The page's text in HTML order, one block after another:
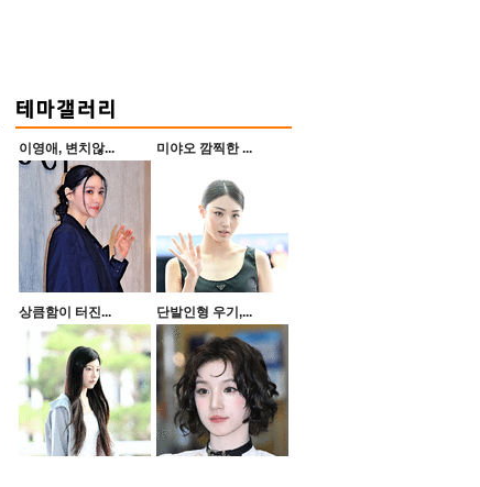
이영애, 변치않... 미야오 깜찍한 ...
상큼함이 터진... 단발인형 우기,...